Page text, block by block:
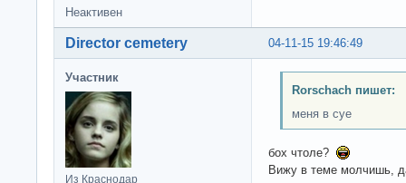
Неактивен
04-11-15 19:46:49
Director cemetery
Участник
Из Краснодар
Rorschach пишет:
меня в суе
бох чтоле?
Вижу в теме молчишь,